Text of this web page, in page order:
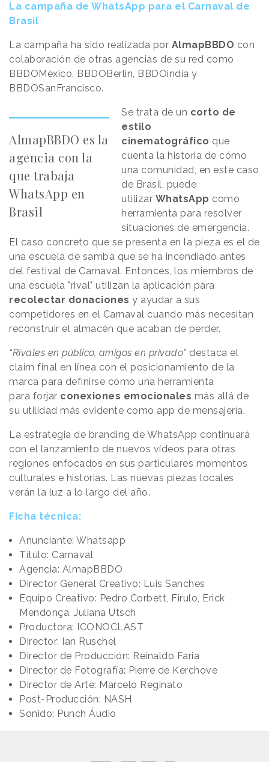
La campaña de WhatsApp para el Carnaval de
Brasil
La campaña ha sido realizada por AlmapBBDO con
colaboración de otras agencias de su red como
BBDOMéxico, BBDOBerlin, BBDOindia y
BBDOSanFrancisco.
AlmapBBDO es la
agencia con la
que trabaja
WhatsApp en
Brasil
Se trata de un corto de
estilo
cinematográfico que
cuenta la historia de cómo
una comunidad, en este caso
de Brasil, puede
utilizar WhatsApp como
herramienta para resolver
situaciones de emergencia.
El caso concreto que se presenta en la pieza es el de
una escuela de samba que se ha incendiado antes
del festival de Carnaval. Entonces, los miembros de
una escuela "rival" utilizan la aplicación para
recolectar donaciones y ayudar a sus
competidores en el Carnaval cuando más necesitan
reconstruir el almacén que acaban de perder.
“Rivales en público, amigos en privado”destaca el
claim final en línea con el posicionamiento de la
marca para definirse como una herramienta
para forjar conexiones emocionales más allá de
su utilidad más evidente como app de mensajería.
La estrategia de branding de WhatsApp continuará
con el lanzamiento de nuevos vídeos para otras
regiones enfocados en sus particulares momentos
culturales e historias. Las nuevas piezas locales
verán la luz a lo largo del año.
Ficha técnica:
Anunciante: Whatsapp
Título: Carnaval
Agencia: AlmapBBDO
Director General Creativo: Luis Sanches
Equipo Creativo: Pedro Corbett, Firulo, Erick
Mendonça, Juliana Utsch
Productora: ICONOCLAST
Director: Ian Ruschel
Director de Producción: Reinaldo Faria
Director de Fotografía: Pierre de Kerchove
Director de Arte: Marcelo Reginato
Post-Producción: NASH
Sonido: Punch Áudio